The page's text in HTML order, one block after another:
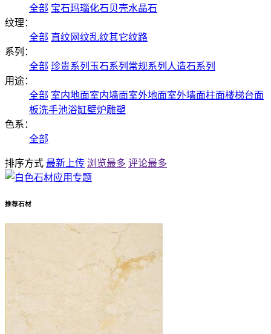
全部 宝石玛瑙化石贝壳水晶石
纹理：
全部 直纹网纹乱纹其它纹路
系列：
全部 珍贵系列 玉石系列 常规系列 人造石系列
用途：
全部 室内地面室内墙面室外地面室外墙面柱面楼梯台面
板洗手池浴缸壁炉雕塑
色系：
全部
排序方式 最新上传 浏览最多 评论最多
推荐石材